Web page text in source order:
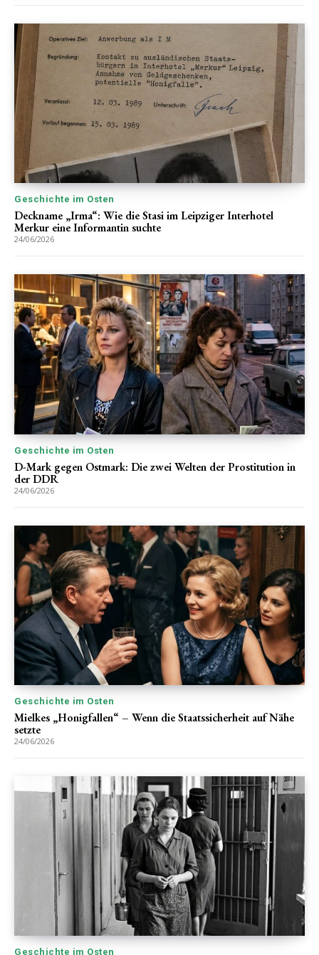
Geschichte im Osten
Deckname „Irma“: Wie die Stasi im Leipziger Interhotel
Merkur eine Informantin suchte
24/06/2026
Geschichte im Osten
D-Mark gegen Ostmark: Die zwei Welten der Prostitution in
der DDR
24/06/2026
Geschichte im Osten
Mielkes „Honigfallen“ – Wenn die Staatssicherheit auf Nähe
setzte
24/06/2026
Geschichte im Osten